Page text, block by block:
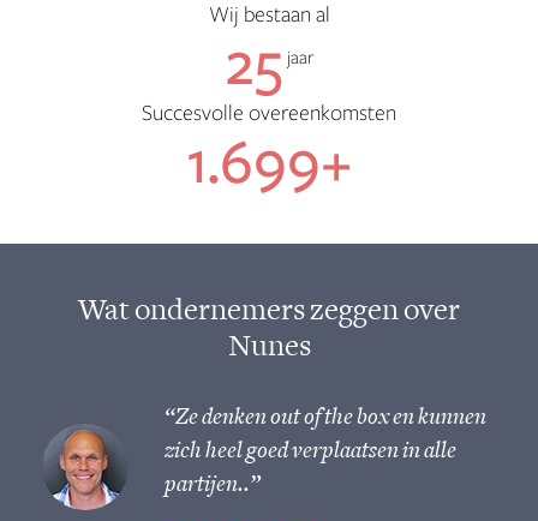
Wij bestaan al
25 jaar
Succesvolle overeenkomsten
1.700+
Wat ondernemers zeggen over
Nunes
“Ze denken out of the box en kunnen
zich heel goed verplaatsen in alle
partijen..”